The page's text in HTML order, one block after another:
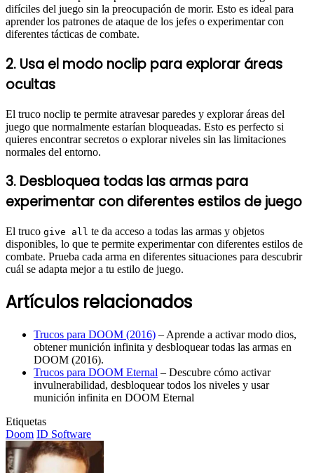
difíciles del juego sin la preocupación de morir. Esto es ideal para
aprender los patrones de ataque de los jefes o experimentar con
diferentes tácticas de combate.
2. Usa el modo noclip para explorar áreas
ocultas
El truco noclip te permite atravesar paredes y explorar áreas del
juego que normalmente estarían bloqueadas. Esto es perfecto si
quieres encontrar secretos o explorar niveles sin las limitaciones
normales del entorno.
3. Desbloquea todas las armas para
experimentar con diferentes estilos de juego
El truco give all te da acceso a todas las armas y objetos
disponibles, lo que te permite experimentar con diferentes estilos de
combate. Prueba cada arma en diferentes situaciones para descubrir
cuál se adapta mejor a tu estilo de juego.
Artículos relacionados
Trucos para DOOM (2016) – Aprende a activar modo dios,
obtener munición infinita y desbloquear todas las armas en
DOOM (2016).
Trucos para DOOM Eternal – Descubre cómo activar
invulnerabilidad, desbloquear todos los niveles y usar
munición infinita en DOOM Eternal
Etiquetas
Doom ID Software